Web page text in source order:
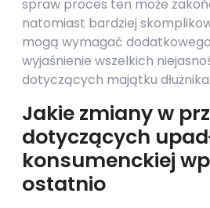
spraw proces ten może
natomiast bardziej
mogą wymagać
wyjaśnienie wszelkich
dotyczących majątku dłużnika.
Jakie zmiany w
dotyczących
konsumenckiej
ostatnio